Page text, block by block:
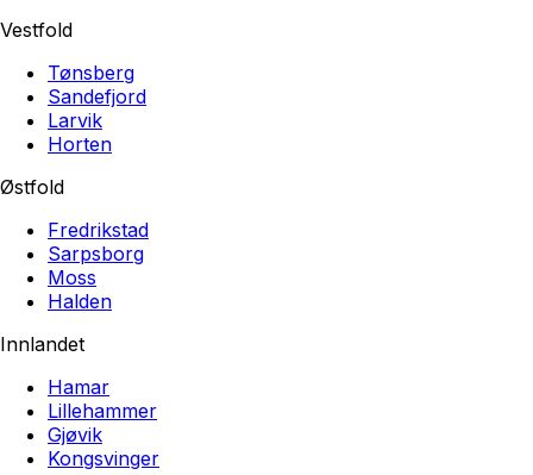
Vestfold
Tønsberg
Sandefjord
Larvik
Horten
Østfold
Fredrikstad
Sarpsborg
Moss
Halden
Innlandet
Hamar
Lillehammer
Gjøvik
Kongsvinger